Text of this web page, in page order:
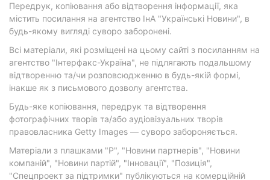
Передрук, копіювання або відтворення інформації, яка
містить посилання на агентство ІнА "Українські Новини", в
будь-якому вигляді суворо заборонені.
Всі матеріали, які розміщені на цьому сайті з посиланням на
агентство "Інтерфакс-Україна", не підлягають подальшому
відтворенню та/чи розповсюдженню в будь-якій формі,
інакше як з письмового дозволу агентства.
Будь-яке копіювання, передрук та відтворення
фотографічних творів та/або аудіовізуальних творів
правовласника Getty Images — суворо забороняється.
Матеріали з плашками "Р", "Новини партнерів", "Новини
компаній", "Новини партій", "Інновації", "Позиція",
"Спецпроект за підтримки" публікуються на комерційній